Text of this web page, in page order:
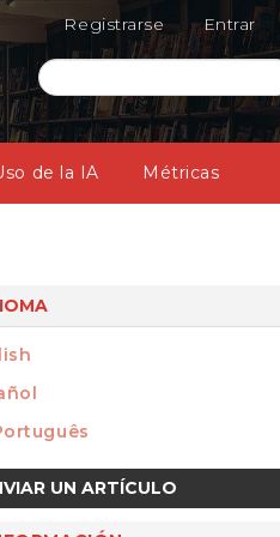
Registrarse Entrar
de la IA Métricas
UN ARTÍCULO